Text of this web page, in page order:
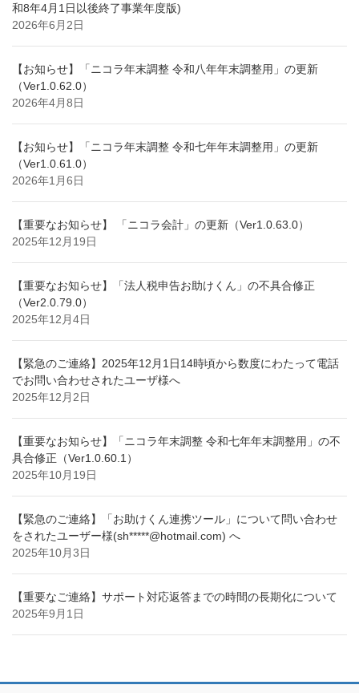
和8年4月1日以後終了事業年度版)
2026年6月2日
【お知らせ】「ニコラ年末調整 令和八年年末調整用」の更新
（Ver1.0.62.0）
2026年4月8日
【お知らせ】「ニコラ年末調整 令和七年年末調整用」の更新
（Ver1.0.61.0）
2026年1月6日
【重要なお知らせ】 「ニコラ会計」の更新（Ver1.0.63.0）
2025年12月19日
【重要なお知らせ】「法人税申告お助けくん」の不具合修正
（Ver2.0.79.0）
2025年12月4日
【緊急のご連絡】2025年12月1日14時頃から数度にわたって電話
でお問い合わせされたユーザ様へ
2025年12月2日
【重要なお知らせ】「ニコラ年末調整 令和七年年末調整用」の不
具合修正（Ver1.0.60.1）
2025年10月19日
【緊急のご連絡】「お助けくん連携ツール」について問い合わせ
をされたユーザー様(sh*****@hotmail.com) へ
2025年10月3日
【重要なご連絡】サポート対応返答までの時間の長期化について
2025年9月1日